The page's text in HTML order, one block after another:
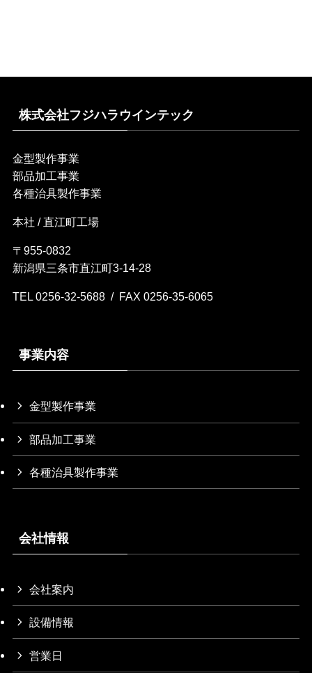
株式会社フジハラウインテック
金型製作事業
部品加工事業
各種治具製作事業
本社 / 直江町工場
〒955-0832
新潟県三条市直江町3-14-28
TEL 0256-32-5688 / FAX 0256-35-6065
事業内容
金型製作事業
部品加工事業
各種治具製作事業
会社情報
会社案内
設備情報
営業日